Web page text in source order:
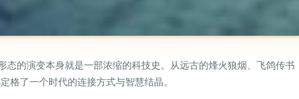
态的演变本身就是一部浓缩的科技史。从远古的烽火狼烟、飞鸽传
格了一个时代的连接方式与智慧结晶。